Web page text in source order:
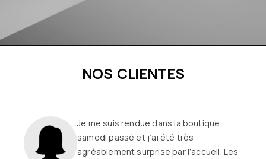
NOS CLIENTES
Je me suis rendue dans la boutique
samedi passé et j’ai été très
agréablement surprise par l’accueil. Les